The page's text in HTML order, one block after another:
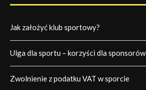
Jak założyć klub sportowy?
Ulga dla sportu – korzyści dla sponsorów
Zwolnienie z podatku VAT w sporcie